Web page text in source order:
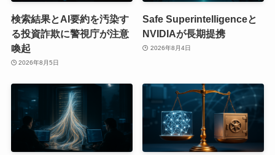
検索結果とAI要約を汚染す
る投資詐欺に警視庁が注意
喚起
2026年8月5日
Safe Superintelligenceと
NVIDIAが長期提携
2026年8月4日